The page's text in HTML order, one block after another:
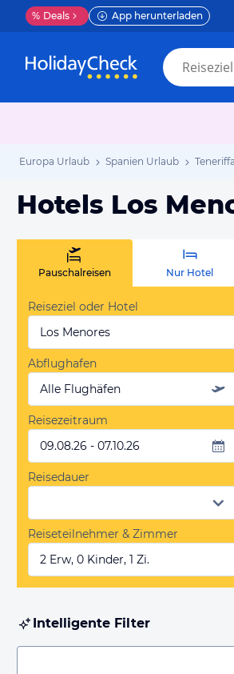
% Deals App herunterladen
Europa Urlaub Spanien Urlaub
Hotels Los
Pauschalreisen Nur Hotel
Reiseziel oder Hotel
Los Menores
Abflughafen
Alle Flughäfen
Reisezeitraum
09.08.26 - 07.10.26
Reisedauer
Reiseteilnehmer & Zimmer
2 Erw, 0 Kinder, 1 Zi.
Intelligente Filter